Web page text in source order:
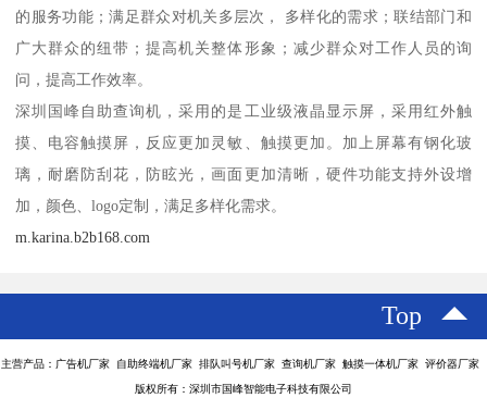
的服务功能；满足群众对机关多层次， 多样化的需求；联结部门和
广大群众的纽带；提高机关整体形象；减少群众对工作人员的询
问，提高工作效率。
深圳国峰自助查询机，采用的是工业级液晶显示屏，采用红外触
摸、电容触摸屏，反应更加灵敏、触摸更加。加上屏幕有钢化玻
璃，耐磨防刮花，防眩光，画面更加清晰，硬件功能支持外设增
加，颜色、logo定制，满足多样化需求。
m.karina.b2b168.com
Top
主营产品：广告机厂家 自助终端机厂家 排队叫号机厂家 查询机厂家 触摸一体机厂家 评价器厂家
版权所有：深圳市国峰智能电子科技有限公司